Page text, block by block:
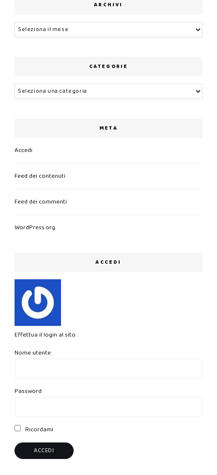
ARCHIVI
Archivi
CATEGORIE
Categorie
META
Accedi
Feed dei contenuti
Feed dei commenti
WordPress.org
ACCEDI
Effettua il login al sito.
Nome utente
Password
Ricordami